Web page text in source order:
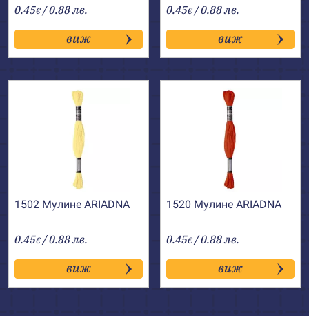
0.45€ / 0.88 лв.
виж
0.45€ / 0.88 лв.
виж
1502 Мулине АRIADNA
0.45€ / 0.88 лв.
виж
1520 Мулине АRIADNA
0.45€ / 0.88 лв.
виж